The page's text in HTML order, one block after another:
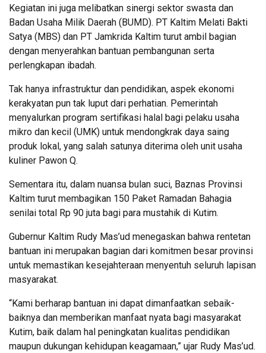
Kegiatan ini juga melibatkan sinergi sektor swasta dan
Badan Usaha Milik Daerah (BUMD). PT Kaltim Melati Bakti
Satya (MBS) dan PT Jamkrida Kaltim turut ambil bagian
dengan menyerahkan bantuan pembangunan serta
perlengkapan ibadah.
Tak hanya infrastruktur dan pendidikan, aspek ekonomi
kerakyatan pun tak luput dari perhatian. Pemerintah
menyalurkan program sertifikasi halal bagi pelaku usaha
mikro dan kecil (UMK) untuk mendongkrak daya saing
produk lokal, yang salah satunya diterima oleh unit usaha
kuliner Pawon Q.
Sementara itu, dalam nuansa bulan suci, Baznas Provinsi
Kaltim turut membagikan 150 Paket Ramadan Bahagia
senilai total Rp 90 juta bagi para mustahik di Kutim.
Gubernur Kaltim Rudy Mas’ud menegaskan bahwa rentetan
bantuan ini merupakan bagian dari komitmen besar provinsi
untuk memastikan kesejahteraan menyentuh seluruh lapisan
masyarakat.
“Kami berharap bantuan ini dapat dimanfaatkan sebaik-
baiknya dan memberikan manfaat nyata bagi masyarakat
Kutim, baik dalam hal peningkatan kualitas pendidikan
maupun dukungan kehidupan keagamaan,” ujar Rudy Mas’ud.